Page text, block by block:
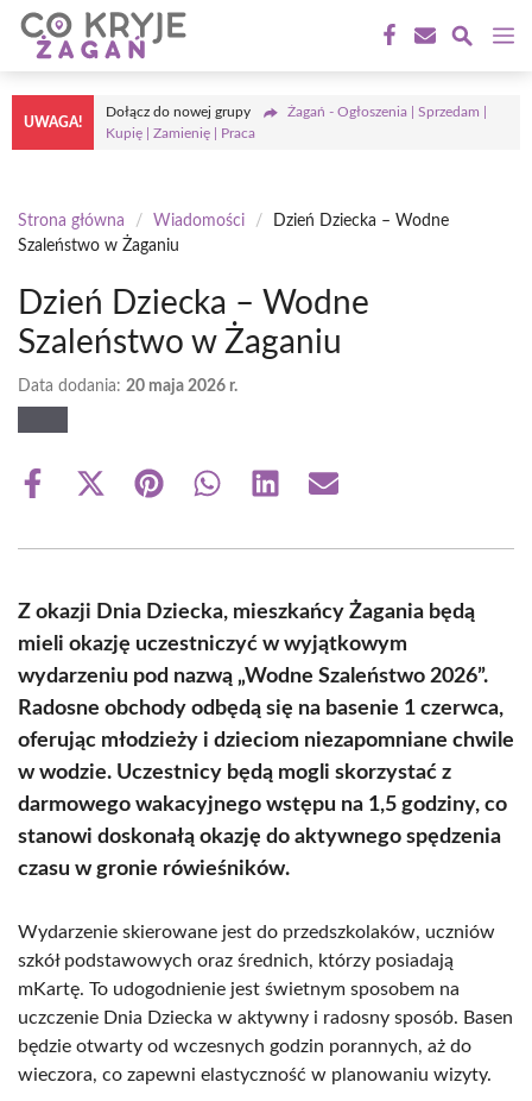
Przejdź
treści
UWAGA!
Dołącz do nowej grupy
Żagań - Ogłoszenia | Sprzedam |
Kupię | Zamienię | Praca
Strona główna / Wiadomości /
Dzień Dziecka – Wodne
Szaleństwo w Żaganiu
Dzień Dziecka – Wodne
Szaleństwo w Żaganiu
Data dodania: 20 maja 2026 r.
Share
Share
(Twitter)
Share Share Share Share
Z okazji Dnia Dziecka, mieszkańcy Żagania będą
mieli okazję uczestniczyć w wyjątkowym
wydarzeniu pod nazwą „Wodne Szaleństwo 2026”.
Radosne obchody odbędą się na basenie 1 czerwca,
oferując młodzieży i dzieciom niezapomniane chwile
w wodzie. Uczestnicy będą mogli skorzystać z
darmowego wakacyjnego wstępu na 1,5 godziny, co
stanowi doskonałą okazję do aktywnego spędzenia
czasu w gronie rówieśników.
Wydarzenie skierowane jest do przedszkolaków, uczniów
szkół podstawowych oraz średnich, którzy posiadają
mKartę. To udogodnienie jest świetnym sposobem na
uczczenie Dnia Dziecka w aktywny i radosny sposób. Basen
będzie otwarty od wczesnych godzin porannych, aż do
wieczora, co zapewni elastyczność w planowaniu wizyty.